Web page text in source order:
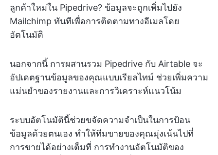
ลูกค้าใหม่ใน Pipedrive? ข้อมูลจะถูกเพิ่มไปยัง
Mailchimp ทันทีเพื่อการติดตามทางอีเมลโดย
อัตโนมัติ
นอกจากนี้ การผสานรวม Pipedrive กับ Airtable จะ
อัปเดตฐานข้อมูลของคุณแบบเรียลไทม์ ช่วยเพิ่มความ
แม่นยำของรายงานและการวิเคราะห์แนวโน้ม
ระบบอัตโนมัตินี้ช่วยขจัดความจำเป็นในการป้อน
ข้อมูลด้วยตนเอง ทำให้ทีมขายของคุณมุ่งเน้นไปที่
การขายได้อย่างเต็มที่ การทำงานอัตโนมัติของ